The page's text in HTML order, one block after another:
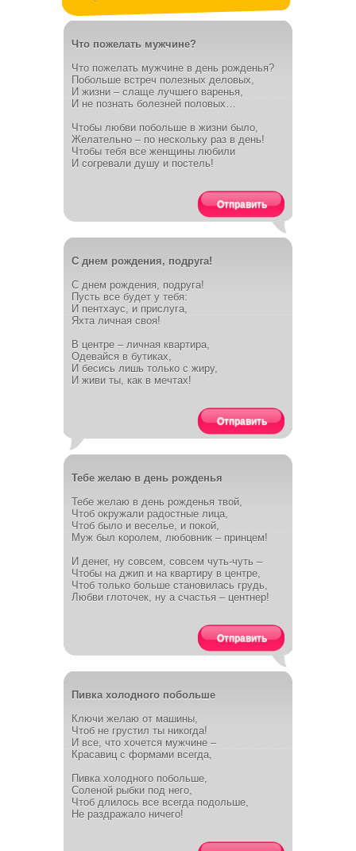
Что пожелать мужчине?
Что пожелать мужчине в день рожденья?
Побольше встреч полезных деловых,
И жизни – слаще лучшего варенья,
И не познать болезней половых…
Чтобы любви побольше в жизни было,
Желательно – по нескольку раз в день!
Чтобы тебя все женщины любили
И согревали душу и постель!
Отправить
С днем рождения, подруга!
С днем рождения, подруга!
Пусть все будет у тебя:
И пентхаус, и прислуга,
Яхта личная своя!
В центре – личная квартира,
Одевайся в бутиках,
И бесись лишь только с жиру,
И живи ты, как в мечтах!
Отправить
Тебе желаю в день рожденья
Тебе желаю в день рожденья твой,
Чтоб окружали радостные лица,
Чтоб было и веселье, и покой,
Муж был королем, любовник – принцем!
И денег, ну совсем, совсем чуть-чуть –
Чтобы на джип и на квартиру в центре,
Чтоб только больше становилась грудь,
Любви глоточек, ну а счастья – центнер!
Отправить
Пивка холодного побольше
Ключи желаю от машины,
Чтоб не грустил ты никогда!
И все, что хочется мужчине –
Красавиц с формами всегда,
Пивка холодного побольше,
Соленой рыбки под него,
Чтоб длилось все всегда подольше,
Не раздражало ничего!